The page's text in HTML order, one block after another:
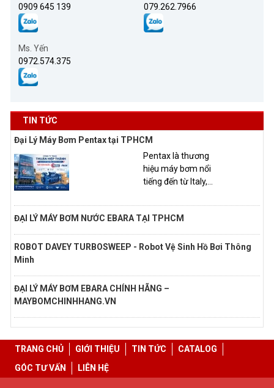
0909 645 139
079.262.7966
Ms. Yến
0972.574.375
TIN TỨC
Đại Lý Máy Bơm Pentax tại TPHCM
Pentax là thương
hiệu máy bơm nổi
tiếng đến từ Italy,...
ĐẠI LÝ MÁY BƠM NƯỚC EBARA TẠI TPHCM
ROBOT DAVEY TURBOSWEEP - Robot Vệ Sinh Hồ Bơi Thông
Minh
ĐẠI LÝ MÁY BƠM EBARA CHÍNH HÃNG –
MAYBOMCHINHHANG.VN
TRANG CHỦ GIỚI THIỆU TIN TỨC
CATALOG
GÓC TƯ VẤN
LIÊN HỆ